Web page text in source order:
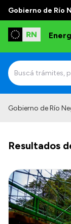
Gobierno de Río
Misión
Autoridades
Normativa
Reportes
Gobierno de Río
Resultados